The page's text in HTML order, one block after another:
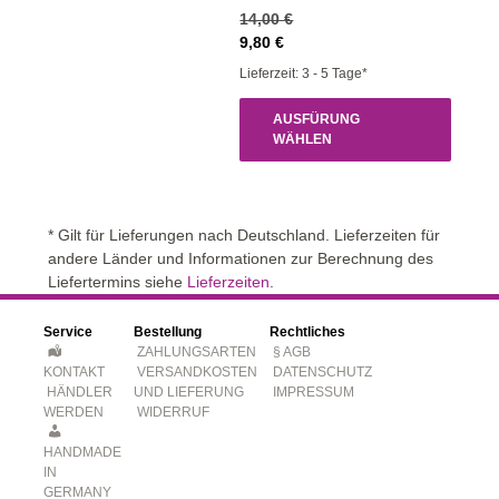
14,00€
9,80€
Lieferzeit: 3 - 5 Tage*
AUSFÜRUNG
WÄHLEN
* Gilt für Lieferungen nach Deutschland. Lieferzeiten für
andere Länder und Informationen zur Berechnung des
Liefertermins siehe Lieferzeiten
Service
KONTAKT
HÄNDLER
WERDEN
HANDMADE
IN
GERMANY
Bestellung
ZAHLUNGSARTEN
VERSANDKOSTEN
UND LIEFERUNG
WIDERRUF
Rechtliches
§ AGB
DATENSCHUTZ
IMPRESSUM